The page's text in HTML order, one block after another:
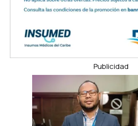
Publicidad